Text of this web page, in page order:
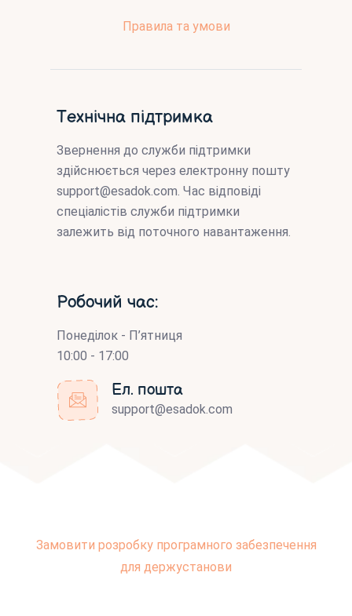
Правила та умови
Технічна підтримка
Звернення до служби підтримки
здійснюється через електронну пошту
support@esadok.com . Час відповіді
спеціалістів служби підтримки
залежить від поточного навантаження.
Робочий час:
Понеділок - П’ятниця
10:00 - 17:00
Ел. пошта
support@esadok.com
Замовити розробку програмного забезпечення
для держустанови